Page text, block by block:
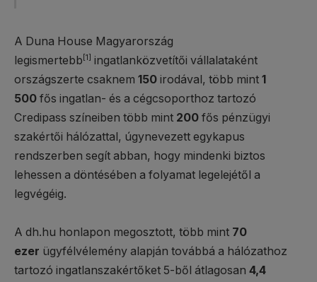
A Duna House Magyarország
legismertebb [1] ingatlanközvetítői vállalataként
országszerte csaknem 150 irodával, több mint 1
500 fős ingatlan- és a cégcsoporthoz tartozó
Credipass színeiben több mint 200 fős pénzügyi
szakértői hálózattal, úgynevezett egykapus
rendszerben segít abban, hogy mindenki biztos
lehessen a döntésében a folyamat legelejétől a
legvégéig.
A dh.hu honlapon megosztott, több mint 70
ezer ügyfélvélemény alapján továbbá a hálózathoz
tartozó ingatlanszakértőket 5-ből átlagosan 4,4